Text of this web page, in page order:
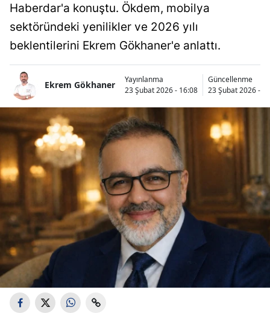
Haberdar'a konuştu. Ökdem, mobilya
sektöründeki yenilikler ve 2026 yılı
beklentilerini Ekrem Gökhaner'e anlattı.
Ekrem Gökhaner
Yayınlanma
23 Şubat 2026 - 16:08
Güncellenme
23 Şubat 2026 -